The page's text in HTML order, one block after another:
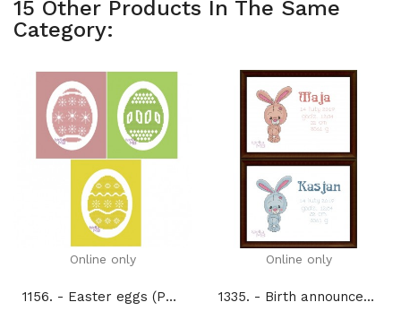
15 Other Products In The Same
Category:
Online only
1156. - Easter eggs (PDF)
Online only
1335. - Birth announcement with bunny (PDF)